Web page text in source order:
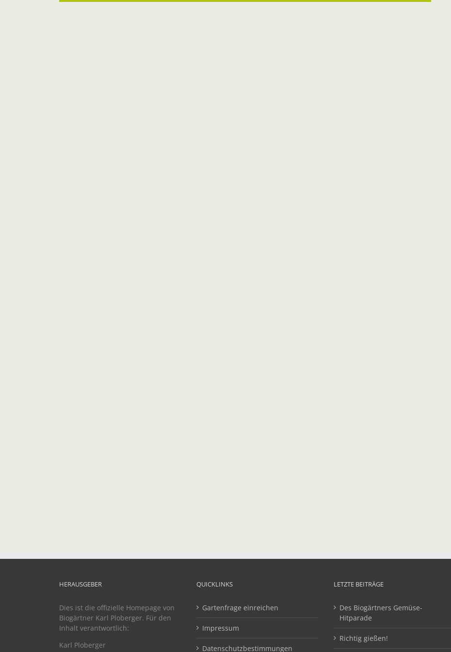
HERAUSGEBER
Dies ist die offizielle Homepage von
Biogärtner Karl Ploberger. Für den
Inhalt verantwortlich:
Karl Ploberger
QUICKLINKS
Gartenfrage einreichen
Impressum
Datenschutzbestimmungen
LETZTE BEITRÄGE
Des Biogärtners Gemüse-
Hitparade
Richtig gießen!